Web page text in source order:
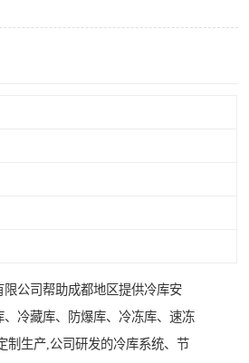
限公司帮助成都地区提供冷库安
冷藏库、防爆库、冷冻库、速冻
制生产,公司研发的冷库系统、节